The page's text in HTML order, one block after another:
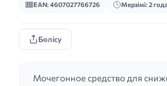
EAN: 4607027766726 Мерзімі: 2
Бөлісу
Мочегонное средство для